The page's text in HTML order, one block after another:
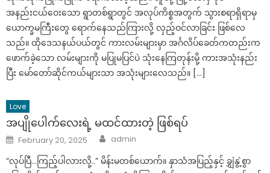
အနည်းငယ်ဝေးသော ရွာတစ်ရွာတွင် အလုပ်ကိစ္စအတွက် သွားစရာရှိရာမှ
ယောက္ခမကြီးတွေ ရောက်နေသည်ကြားလို့ လှည့်ဝင်လာခြင်း ဖြစ်လေ
သည်။ ထိုဒေသနယ်ပယ်တွင် ကားလမ်းများမှာ အင်္ဂလိပ်ခေတ်ကတည်းက
ဖောက်ခဲ့သော လမ်းများကို မပြုမပြင်ပဲ သုံးနေကြတုန်းမို့ ကားအသုံးနည်း
ပြီး မော်တော်ဆိုင်ကယ်များသာ အသုံးများလေသည်။ […]
Love
အပျိုပေါက်လေးရဲ့ မထင်ထားတဲ့ ဖြစ်ရပ်
Posted
on
February 20, 2025 Author
admin
“လုပ်ပြီ…ကြည့်ပါလားလို့..” မိန်းမတစ်ယောက်။ နှာသံအပြည့်နှင့် ချွှဲနွဲ့စွာ